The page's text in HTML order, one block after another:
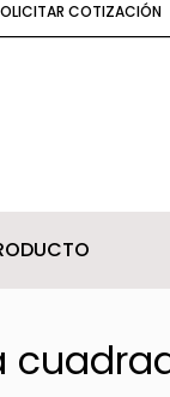
COTIZACIÓN